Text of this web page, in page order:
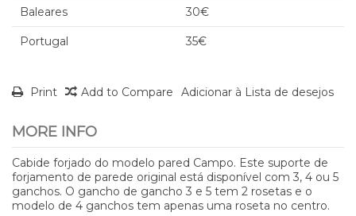
Baleares 30€
Portugal 35€
Print Add to Compare Adicionar à Lista de desejos
MORE INFO
Cabide forjado do modelo pared Campo. Este suporte de
forjamento de parede original está disponível com 3, 4 ou 5
ganchos. O gancho de gancho 3 e 5 tem 2 rosetas e o
modelo de 4 ganchos tem apenas uma roseta no centro.